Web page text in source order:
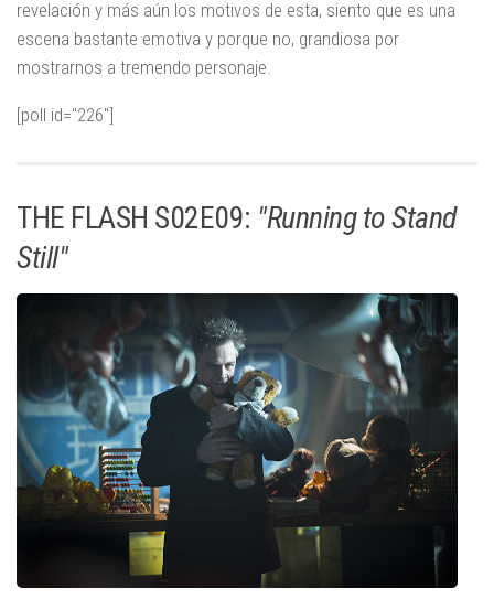
revelación y más aún los motivos de esta, siento que es una
escena bastante emotiva y porque no, grandiosa por
mostrarnos a tremendo personaje.
[poll id="226"]
THE FLASH S02E09: "Running to Stand
Still"